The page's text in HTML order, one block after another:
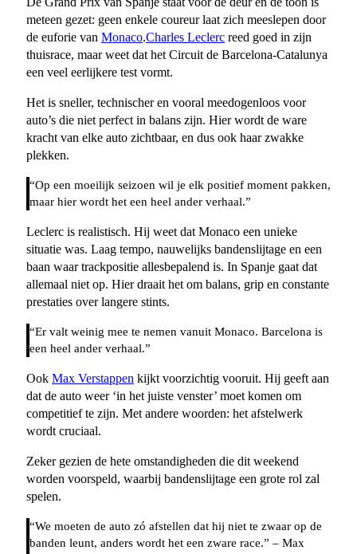
meteen gezet: geen enkele coureur laat zich meeslepen door
de euforie van Monaco.Charles Leclerc reed goed in zijn
thuisrace, maar weet dat het Circuit de Barcelona-Catalunya
een veel eerlijkere test vormt.
Het is sneller, technischer en vooral meedogenloos voor
auto’s die niet perfect in balans zijn. Hier wordt de ware
kracht van elke auto zichtbaar, en dus ook haar zwakke
plekken.
“Op een moeilijk seizoen wil je elk positief moment pakken,
maar hier wordt het een heel ander verhaal.”
Leclerc is realistisch. Hij weet dat Monaco een unieke
situatie was. Laag tempo, nauwelijks bandenslijtage en een
baan waar trackpositie allesbepalend is. In Spanje gaat dat
allemaal niet op. Hier draait het om balans, grip en constante
prestaties over langere stints.
“Er valt weinig mee te nemen vanuit Monaco. Barcelona is
een heel ander verhaal.”
Ook Max Verstappen kijkt voorzichtig vooruit. Hij geeft aan
dat de auto weer ‘in het juiste venster’ moet komen om
competitief te zijn. Met andere woorden: het afstelwerk
wordt cruciaal.
Zeker gezien de hete omstandigheden die dit weekend
worden voorspeld, waarbij bandenslijtage een grote rol zal
spelen.
“We moeten de auto zó afstellen dat hij niet te zwaar op de
banden leunt, anders wordt het een zware race.” – Max